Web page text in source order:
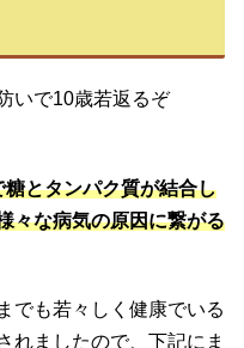
いで10歳若返るぞ
とタンパク質が結合し
々な病気の原因に繋がる
でも若々しく健康でいる
れましたので、下記にま